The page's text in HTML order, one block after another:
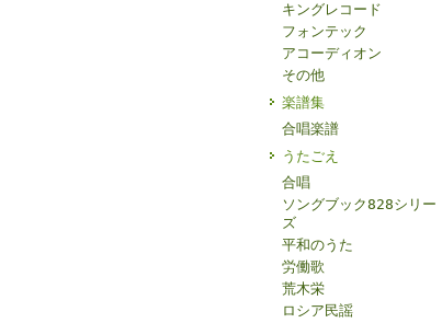
キングレコード
フォンテック
アコーディオン
その他
楽譜集
合唱楽譜
うたごえ
合唱
ソングブック828シリー
ズ
平和のうた
労働歌
荒木栄
ロシア民謡